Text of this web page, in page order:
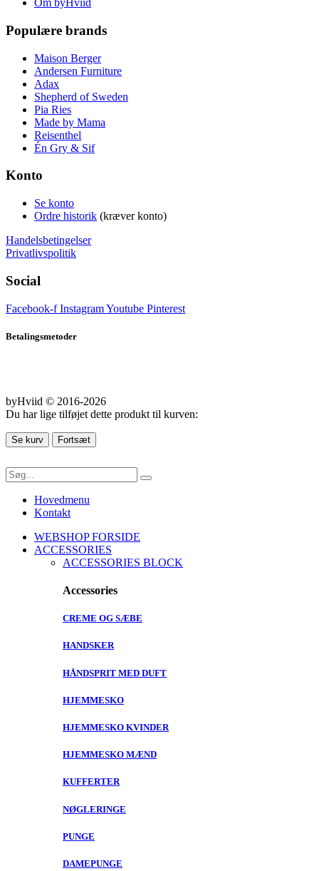
Om byHviid
Populære brands
Maison Berger
Andersen Furniture
Adax
Shepherd of Sweden
Pia Ries
Made by Mama
Reisenthel
Én Gry & Sif
Konto
Se konto
Ordre historik (kræver konto)
Handelsbetingelser
Privatlivspolitik
Social
Facebook-f InstagramYoutube Pinterest
Betalingsmetoder
byHviid © 2016-2026
Du har lige tilføjet dette produkt til kurven:
Se kurv Fortsæt
Hovedmenu
Kontakt
WEBSHOP FORSIDE
ACCESSORIES
ACCESSORIES BLOCK
Accessories
CREME OG SÆBE
HANDSKER
HÅNDSPRIT MED DUFT
HJEMMESKO
HJEMMESKO KVINDER
HJEMMESKO MÆND
KUFFERTER
NØGLERINGE
PUNGE
DAMEPUNGE